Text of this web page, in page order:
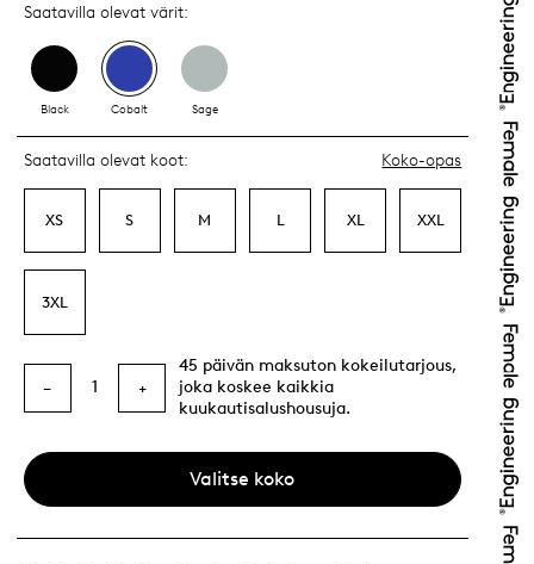
Saatavilla olevat värit:
Black Cobalt Sage
Saatavilla olevat koot: Koko-opas
XS S M L XL XXL
3XL
− 1 +
45 päivän maksuton kokeilutarjous,
joka koskee kaikkia
kuukautisalushousuja.
Valitse koko